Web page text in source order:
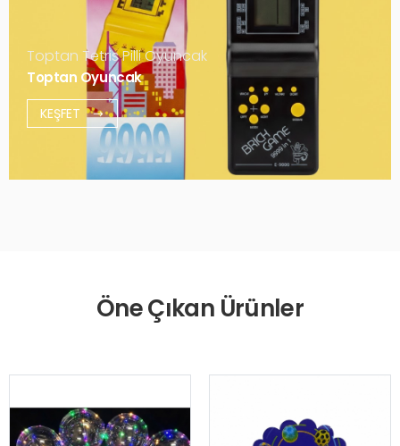
Toptan Tetris Pilli Oyuncak
Toptan Oyuncak
KEŞFET
Öne Çıkan Ürünler